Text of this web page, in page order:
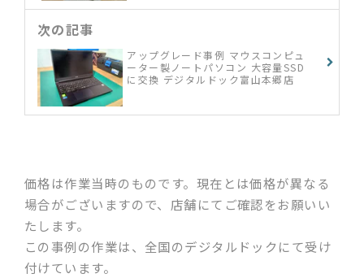
次の記事
アップグレード事例 マウスコンピュ
ーター製ノートパソコン 大容量SSD
に交換 デジタルドック富山本郷店
価格は作業当時のものです。現在とは価格が異なる
場合がございますので、店舗にてご確認をお願いい
たします。
この事例の作業は、全国のデジタルドックにて受け
付けています。